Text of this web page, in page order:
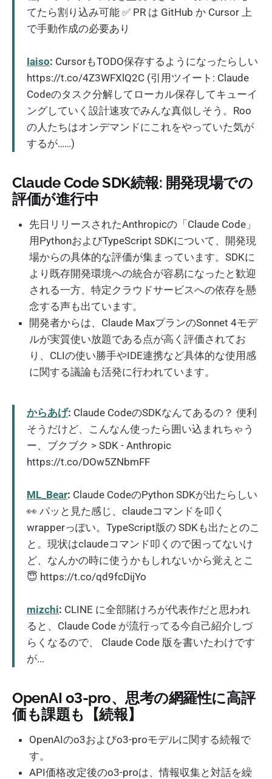
てたら割り込み可能 ✅ PR は GitHub か Cursor 上
で手動作成の必要あり
Iaiso: CursorもTODO保存するようになったらしい
https://t.co/4Z3WFXlQ2C (引用ツイート: Claude
Codeのタスク分解してローカル保存してキューイ
ングしていく設計速攻でみんな真似しそう。Roo
の人たちはオンデマンドにこれをやっていた気が
するが……)
Claude Code SDK続報: 開発現場での
評価が進行中
先日リリースされたAnthropicの「Claude Code」
用PythonおよびTypeScript SDKについて、開発現
場からの具体的な評価が集まっています。SDKに
より既存開発環境への統合が容易になったと歓迎
される一方、特定クラウドサービスへの依存を懸
念する声も出ています。
開発者からは、Claude MaxプランのSonnet 4モデ
ルが実質使い放題である点が高く評価されてお
り、CLIの使い勝手やIDE連携など具体的な使用感
に関する議論も活発に行われています。
からあげ: Claude CodeのSDKなんてあるの？ 便利
そうだけど、こんなん使ったら囲い込まれちゃう
ー、ブクブク > SDK - Anthropic
https://t.co/DOw5ZNbmFF
ML_Bear: Claude CodeのPython SDKが出たらしい
👀 パッと見た感じ、claudeコマンドを叩く
wrapperっぽい。TypeScript版の SDKも出たとのこ
と。現状はclaudeコマンド叩くので困ってないけ
ど、なんかの時に使うかもしれないから覚えとこ
😇 https://t.co/qd9fcDijYo
mizchi: CLINE に全部賭けろが代表作だと思われ
ると、Claude Code が流行ってる今自己紹介しづ
らくなるので、 Claude Code 版を書いたわけです
が...
OpenAI o3-pro、思考の網羅性に高評
価も課題も【続報】
OpenAIのo3およびo3-proモデルに関する続報で
す。
API価格改定後のo3-proは、情報収集と対話を繰